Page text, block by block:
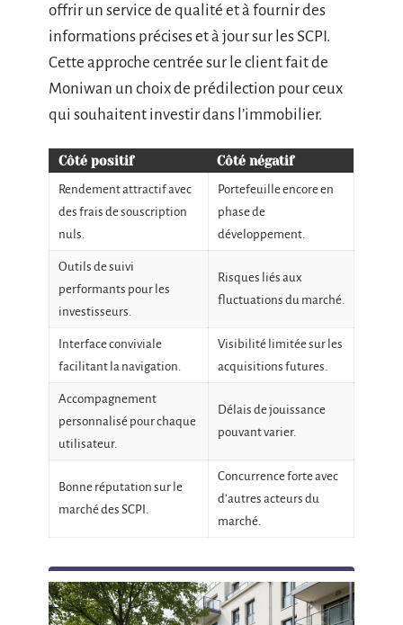
offrir un service de qualité et à fournir des
informations précises et à jour sur les SCPI.
Cette approche centrée sur le client fait de
Moniwan un choix de prédilection pour ceux
qui souhaitent investir dans l’immobilier.
Côté positif Côté négatif
Rendement attractif avec
des frais de souscription
nuls.
Portefeuille encore en
phase de
développement.
Outils de suivi
performants pour les
investisseurs.
Risques liés aux
fluctuations du marché.
Interface conviviale
facilitant la navigation.
Visibilité limitée sur les
acquisitions futures.
Accompagnement
personnalisé pour chaque
utilisateur.
Délais de jouissance
pouvant varier.
Bonne réputation sur le
marché des SCPI.
Concurrence forte avec
d’autres acteurs du
marché.